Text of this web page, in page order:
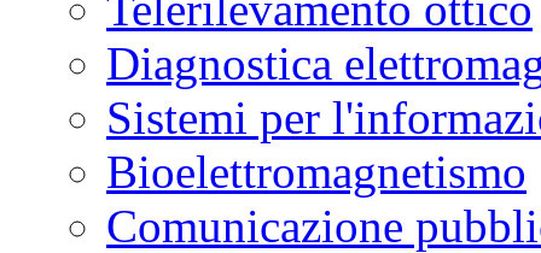
Diagnostica
Sistemi per
Bioelettromagnetismo
Comunicazione